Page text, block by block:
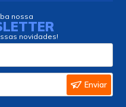
nossa
novidades!
Enviar